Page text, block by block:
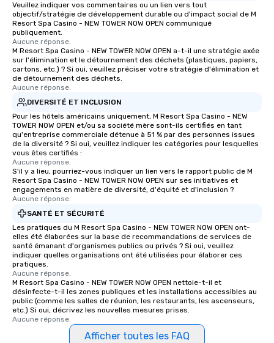
Veuillez indiquer vos commentaires ou un lien vers tout
objectif/stratégie de développement durable ou d'impact social de M
Resort Spa Casino - NEW TOWER NOW OPEN communiqué
publiquement.
Aucune réponse.
M Resort Spa Casino - NEW TOWER NOW OPEN a-t-il une stratégie axée
sur l'élimination et le détournement des déchets (plastiques, papiers,
cartons, etc.) ? Si oui, veuillez préciser votre stratégie d'élimination et
de détournement des déchets.
Aucune réponse.
DIVERSITÉ ET INCLUSION
Pour les hôtels américains uniquement, M Resort Spa Casino - NEW
TOWER NOW OPEN et/ou sa société mère sont-ils certifiés en tant
qu'entreprise commerciale détenue à 51 % par des personnes issues
de la diversité ? Si oui, veuillez indiquer les catégories pour lesquelles
vous êtes certifiés :
Aucune réponse.
S'il y a lieu, pourriez-vous indiquer un lien vers le rapport public de M
Resort Spa Casino - NEW TOWER NOW OPEN sur ses initiatives et
engagements en matière de diversité, d'équité et d'inclusion ?
Aucune réponse.
SANTÉ ET SÉCURITÉ
Les pratiques du M Resort Spa Casino - NEW TOWER NOW OPEN ont-
elles été élaborées sur la base de recommandations de services de
santé émanant d'organismes publics ou privés ? Si oui, veuillez
indiquer quelles organisations ont été utilisées pour élaborer ces
pratiques.
Aucune réponse.
M Resort Spa Casino - NEW TOWER NOW OPEN nettoie-t-il et
désinfecte-t-il les zones publiques et les installations accessibles au
public (comme les salles de réunion, les restaurants, les ascenseurs,
etc.) Si oui, décrivez les nouvelles mesures prises.
Aucune réponse.
Afficher toutes les FAQ